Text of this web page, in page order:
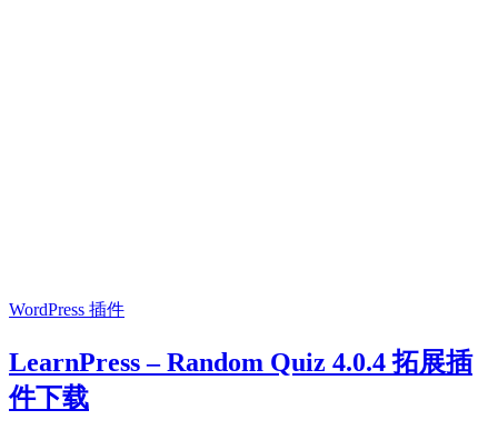
WordPress 插件
LearnPress – Random Quiz 4.0.4 拓展插
件下载